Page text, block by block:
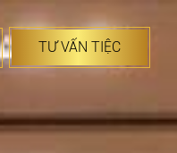
TƯ VẤN TIỆC